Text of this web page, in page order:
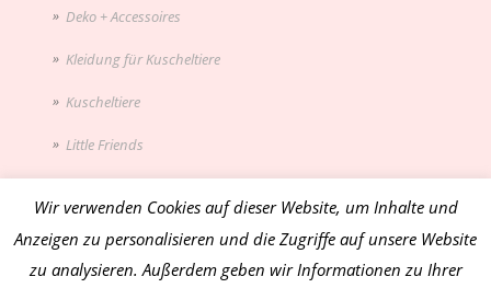
Deko + Accessoires
Kleidung für Kuscheltiere
Kuscheltiere
Little Friends
Herbst
Wir verwenden Cookies auf dieser Website, um Inhalte und
Anzeigen zu personalisieren und die Zugriffe auf unsere Website
zu analysieren. Außerdem geben wir Informationen zu Ihrer